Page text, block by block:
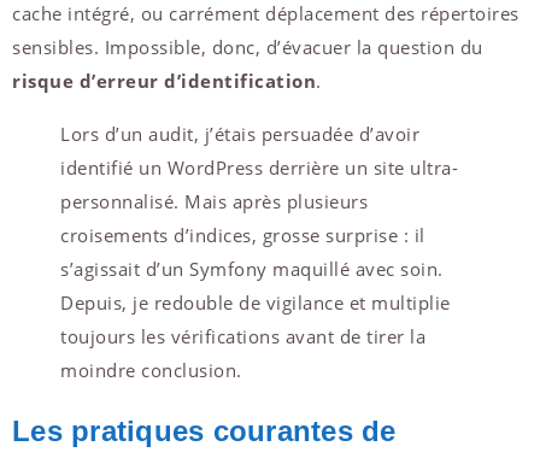
cache intégré, ou carrément déplacement des répertoires
sensibles. Impossible, donc, d’évacuer la question du
risque d’erreur d’identification.
Lors d’un audit, j’étais persuadée d’avoir
identifié un WordPress derrière un site ultra-
personnalisé. Mais après plusieurs
croisements d’indices, grosse surprise : il
s’agissait d’un Symfony maquillé avec soin.
Depuis, je redouble de vigilance et multiplie
toujours les vérifications avant de tirer la
moindre conclusion.
Les pratiques courantes de